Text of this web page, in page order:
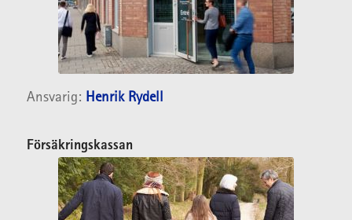
Ansvarig: Henrik Rydell
Försäkringskassan